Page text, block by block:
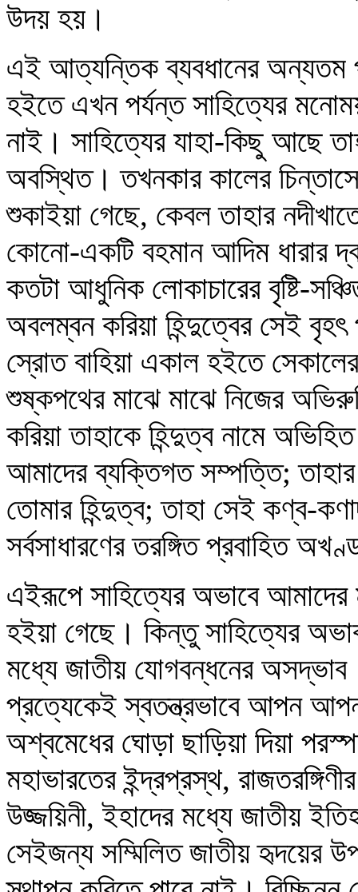
উদয় হয়।
এই আত্যন্তিক ব্যবধানের অন্যতম
হইতে এখন পর্যন্ত সাহিত্যের
নাই। সাহিত্যের যাহা-কিছু আছে
অবস্থিত। তখনকার কালের
শুকাইয়া গেছে, কেবল তাহার
কোনো-একটি বহমান আদিম ধারার
কতটা আধুনিক লোকাচারের বৃষ্টি-
অবলম্বন করিয়া হিন্দুত্বের সেই
স্রোত বাহিয়া একাল হইতে
শুষ্কপথের মাঝে মাঝে নিজের
করিয়া তাহাকে হিন্দুত্ব নামে
আমাদের ব্যক্তিগত সম্পত্তি;
তোমার হিন্দুত্ব; তাহা সেই কণ্ব-
সর্বসাধারণের তরঙ্গিত প্রবাহিত
এইরূপে সাহিত্যের অভাবে আমাদের
হইয়া গেছে। কিন্তু সাহিত্যের
মধ্যে জাতীয় যোগবন্ধনের
প্রত্যেকেই স্বতন্ত্রভাবে আপন আপন
অশ্বমেধের ঘোড়া ছাড়িয়া দিয়া
মহাভারতের ইন্দ্রপ্রস্থ,
উজ্জয়িনী, ইহাদের মধ্যে জাতীয়
সেইজন্য সম্মিলিত জাতীয় হৃদয়ের